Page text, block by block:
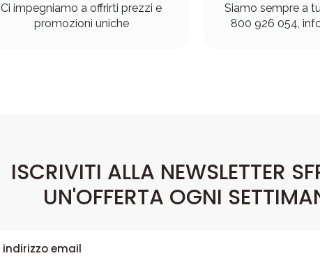
Ci impegniamo a offrirti prezzi e
promozioni uniche
Siamo sempre a
800 926 054,
ISCRIVITI ALLA NEWSLETTER
UN'OFFERTA OGNI